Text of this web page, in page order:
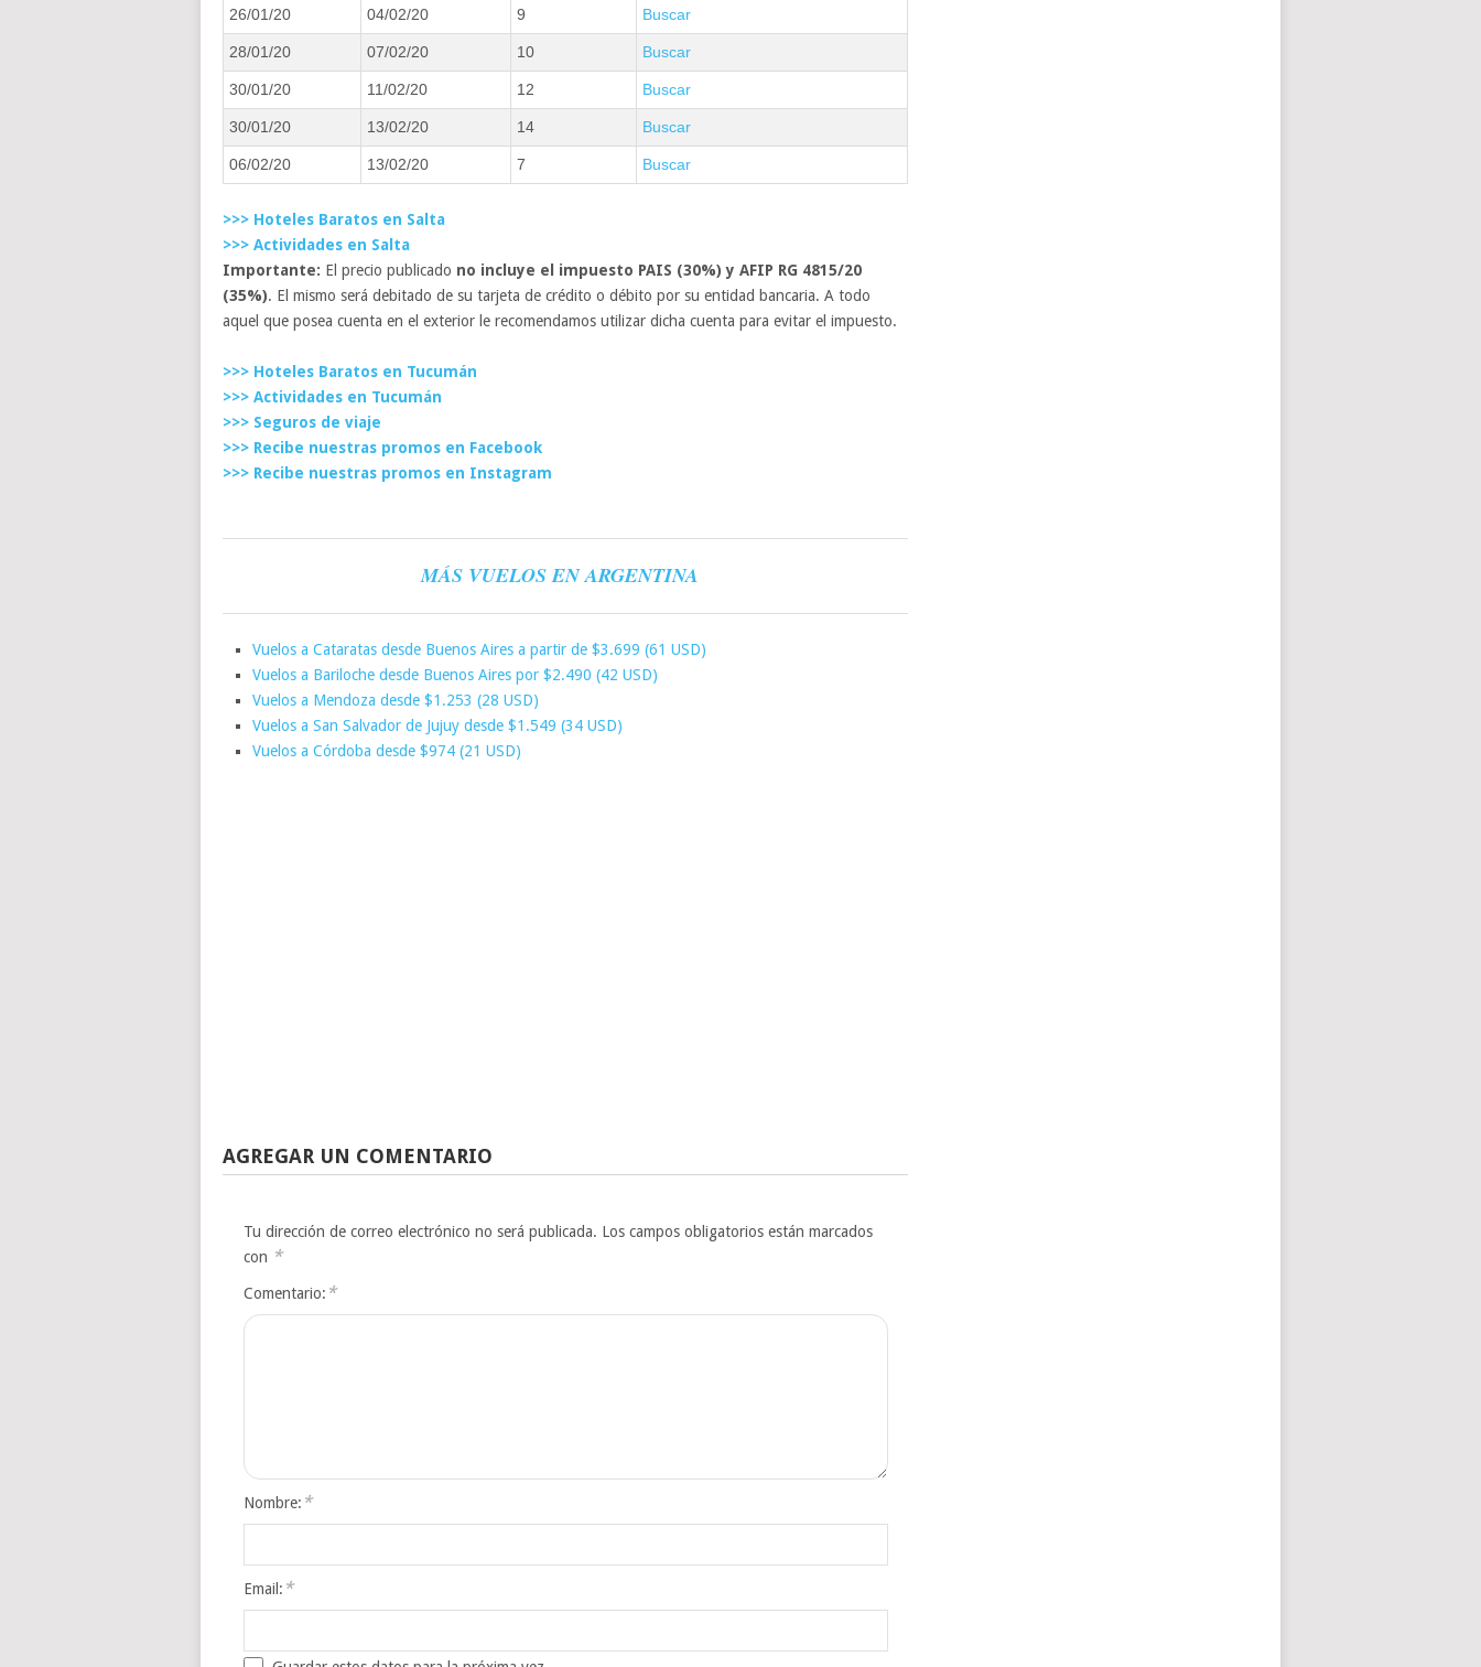
26/01/20 04/02/20 9 Buscar
28/01/20 07/02/20 10 Buscar
30/01/20 11/02/20 12 Buscar
30/01/20 13/02/20 14 Buscar
06/02/20 13/02/20 7 Buscar
>>> Hoteles Baratos en Salta
>>> Actividades en Salta
Importante: El precio publicado no incluye el impuesto PAIS (30%) y AFIP RG 4815/20
(35%). El mismo será debitado de su tarjeta de crédito o débito por su entidad bancaria. A todo
aquel que posea cuenta en el exterior le recomendamos utilizar dicha cuenta para evitar el impuesto.
>>> Hoteles Baratos en Tucumán
>>> Actividades en Tucumán
>>> Seguros de viaje
>>> Recibe nuestras promos en Facebook
>>> Recibe nuestras promos en Instagram
MÁS VUELOS EN ARGENTINA
Vuelos a Cataratas desde Buenos Aires a partir de $3.699 (61 USD)
Vuelos a Bariloche desde Buenos Aires por $2.490 (42 USD)
Vuelos a Mendoza desde $1.253 (28 USD)
Vuelos a San Salvador de Jujuy desde $1.549 (34 USD)
Vuelos a Córdoba desde $974 (21 USD)
AGREGAR UN COMENTARIO
Tu dirección de correo electrónico no será publicada. Los campos obligatorios están marcados
con *
Comentario: *
Nombre: *
Email: *